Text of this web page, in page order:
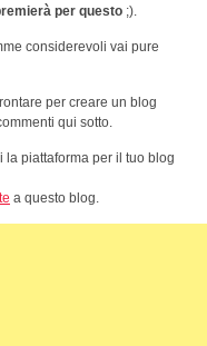
per questo ;).
considerevoli vai pure
per creare un blog
qui sotto.
la piattaforma per il tuo blog
a questo blog.